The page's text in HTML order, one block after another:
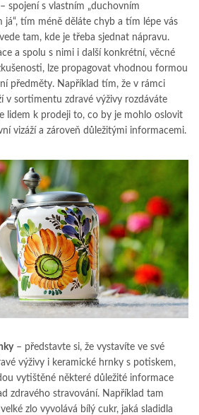
spojení s vlastním „duchovním
já“, tím méně děláte chyb a tím lépe vás
tam, kde je třeba sjednat nápravu.
a spolu s nimi i další konkrétní, věcné
lze propagovat vhodnou formou
předměty. Například tím, že v rámci
v sortimentu zdravé výživy rozdáváte
lidem k prodeji to, co by je mohlo oslovit
vizáží a zároveň důležitými informacemi.
– představte si, že vystavíte ve své
výživy i keramické hrnky s potiskem,
vytištěné některé důležité informace
zdravého stravování. Například tam
zlo vyvolává bílý cukr, jaká sladidla